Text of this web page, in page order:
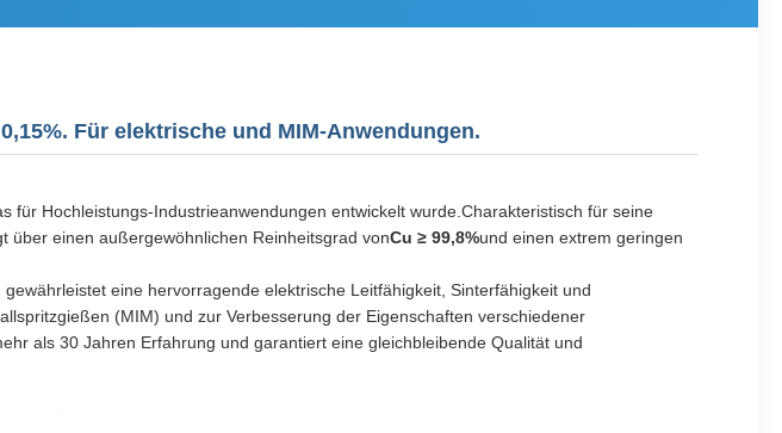
Für elektrische und MIM-Anwendungen.
für Hochleistungs-Industrieanwendungen entwickelt wurde.Charakteristisch für seine
über einen außergewöhnlichen Reinheitsgrad vonCu ≥ 99,8%und einen extrem geringen
eine hervorragende elektrische Leitfähigkeit, Sinterfähigkeit und
(MIM) und zur Verbesserung der Eigenschaften verschiedener
als 30 Jahren Erfahrung und garantiert eine gleichbleibende Qualität und